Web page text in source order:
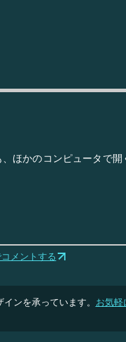
ほかのコンピュータで
メントする
ンを承っています。 お気軽